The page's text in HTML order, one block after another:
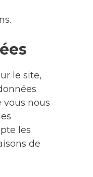
le site,
vous nous
les
de